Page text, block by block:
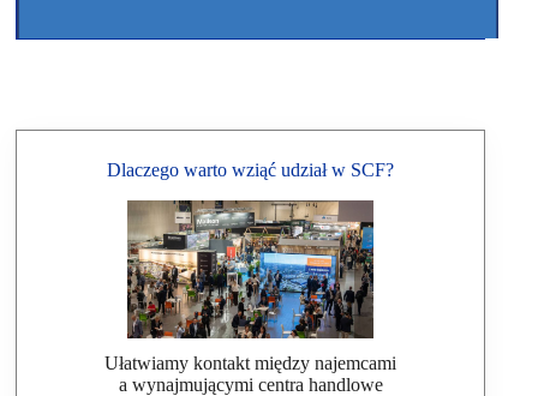
Dlaczego warto wziąć udział w SCF?
Ułatwiamy kontakt między najemcami
a wynajmującymi centra handlowe